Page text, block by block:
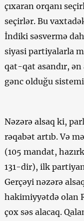
çıxaran orqanı
seçirlər. Bu
İndiki səsvermə
siyasi partiyalarla
qat-qat asandır, ən
gənc olduğu
Nəzərə alsaq ki,
rəqabət artıb. Və
(105 mandat,
131-dir), ilk
Gerçəyi nəzərə
hakimiyyətdə olan
çox səs alacaq.